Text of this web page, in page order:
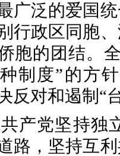
广泛的爱国
行政区同胞
胞的团结。
制度”的方
反对和遏制“
产党坚持独
路，坚持互